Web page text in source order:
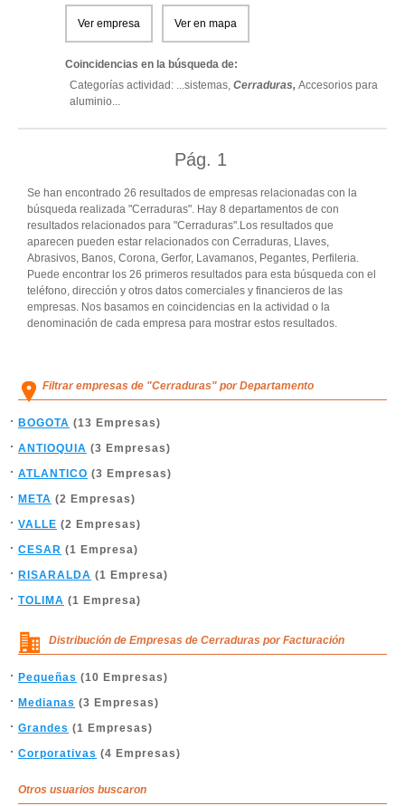
Ver empresa Ver en mapa
Coincidencias en la búsqueda de:
Categorías actividad: ...sistemas, Cerraduras, Accesorios para
aluminio...
Pág. 1
Se han encontrado 26 resultados de empresas relacionadas con la
búsqueda realizada "Cerraduras". Hay 8 departamentos de con
resultados relacionados para "Cerraduras".Los resultados que
aparecen pueden estar relacionados con Cerraduras, Llaves,
Abrasivos, Banos, Corona, Gerfor, Lavamanos, Pegantes, Perfileria.
Puede encontrar los 26 primeros resultados para esta búsqueda con el
teléfono, dirección y otros datos comerciales y financieros de las
empresas. Nos basamos en coincidencias en la actividad o la
denominación de cada empresa para mostrar estos resultados.
Filtrar empresas de "Cerraduras" por Departamento
BOGOTA (13 Empresas)
ANTIOQUIA (3 Empresas)
ATLANTICO (3 Empresas)
META (2 Empresas)
VALLE (2 Empresas)
CESAR (1 Empresa)
RISARALDA (1 Empresa)
TOLIMA (1 Empresa)
Distribución de Empresas de Cerraduras por Facturación
Pequeñas (10 Empresas)
Medianas (3 Empresas)
Grandes (1 Empresas)
Corporativas (4 Empresas)
Otros usuarios buscaron